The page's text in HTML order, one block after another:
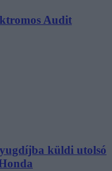
Audit
küldi utolsó